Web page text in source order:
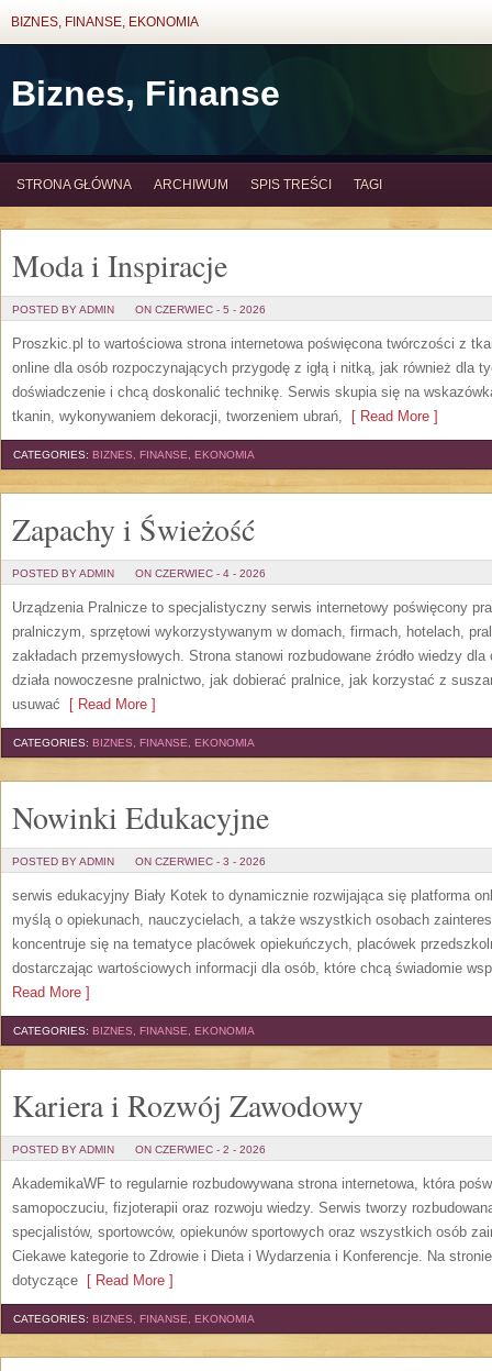
BIZNES, FINANSE, EKONOMIA
Biznes, Finanse
STRONA GŁÓWNA ARCHIWUM SPIS TREŚCI TAGI
Moda i Inspiracje
POSTED BY ADMIN ON CZERWIEC - 5 - 2026
Proszkic.pl to wartościowa strona internetowa poświęcona twórczości z
online dla osób rozpoczynających przygodę z igłą i nitką, jak również dla
doświadczenie i chcą doskonalić technikę. Serwis skupia się na
tkanin, wykonywaniem dekoracji, tworzeniem ubrań, [ Read More ]
CATEGORIES: BIZNES, FINANSE, EKONOMIA
Zapachy i Świeżość
POSTED BY ADMIN ON CZERWIEC - 4 - 2026
Urządzenia Pralnicze to specjalistyczny serwis internetowy poświęcony
pralniczym, sprzętowi wykorzystywanym w domach, firmach, hotelach,
zakładach przemysłowych. Strona stanowi rozbudowane źródło wiedzy
działa nowoczesne pralnictwo, jak dobierać pralnice, jak korzystać z
usuwać [ Read More ]
CATEGORIES: BIZNES, FINANSE, EKONOMIA
Nowinki Edukacyjne
POSTED BY ADMIN ON CZERWIEC - 3 - 2026
serwis edukacyjny Biały Kotek to dynamicznie rozwijająca się platforma
myślą o opiekunach, nauczycielach, a także wszystkich osobach
koncentruje się na tematyce placówek opiekuńczych, placówek
dostarczając wartościowych informacji dla osób, które chcą świadomie
Read More ]
CATEGORIES: BIZNES, FINANSE, EKONOMIA
Kariera i Rozwój Zawodowy
POSTED BY ADMIN ON CZERWIEC - 2 - 2026
AkademikaWF to regularnie rozbudowywana strona internetowa, która
samopoczuciu, fizjoterapii oraz rozwoju wiedzy. Serwis tworzy
specjalistów, sportowców, opiekunów sportowych oraz wszystkich osób
Ciekawe kategorie to Zdrowie i Dieta i Wydarzenia i Konferencje. Na
dotyczące [ Read More ]
CATEGORIES: BIZNES, FINANSE, EKONOMIA